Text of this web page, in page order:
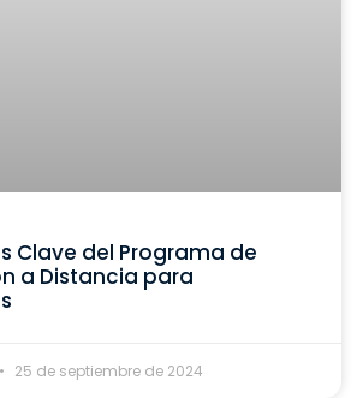
Clave del Programa de
a Distancia para
25 de septiembre de 2024